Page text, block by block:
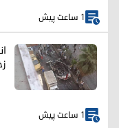
1 ساعت پیش
1 ساعت پیش